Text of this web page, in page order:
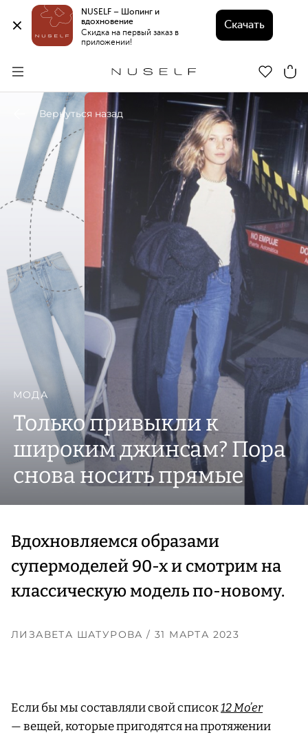
NUSELF – Шопинг и
вдохновение
Скидка на первый заказ в
приложении!
Скачать
Вернуться назад
МОДА
Только привыкли к
широким джинсам? Пора
снова носить прямые
Вдохновляемся образами
супермоделей 90-х и смотрим на
классическую модель по-новому.
ЛИЗАВЕТА ШАТУРОВА/ 31 МАРТА 2023
Если бы мы составляли свой список12 Mo’er
— вещей, которые пригодятся на протяжении